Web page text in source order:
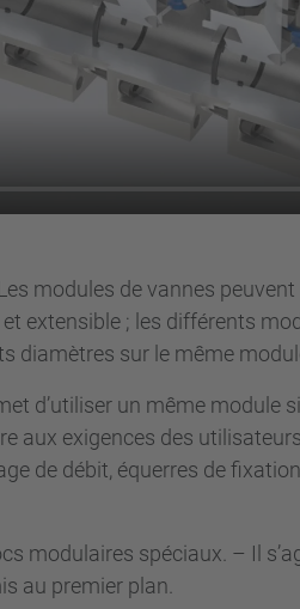
modules de vannes
extensible ; les différents
diamètres sur le même
d’utiliser un même
aux exigences des
de débit, équerres de
modulaires spéciaux. – Il
au premier plan.